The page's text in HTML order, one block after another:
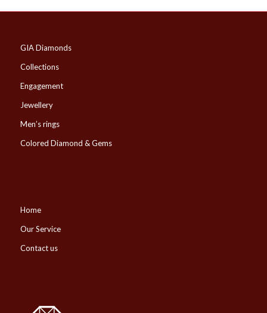
GIA Diamonds
Collections
Engagement
Jewellery
Men’s rings
Colored Diamond & Gems
Home
Our Service
Contact us